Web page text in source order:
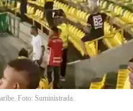
Foto: Suministrada.